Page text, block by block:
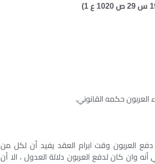
العربون حكمه القانوني.
المدني علي أن ” دفع العربون وقت ابرام العقد يفيد أن لكل من
وان كان لدفع العربون دلالة العدول ، الا أن